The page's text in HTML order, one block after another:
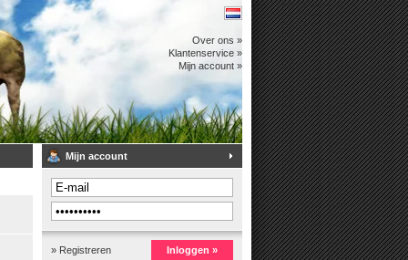
Over ons »
Klantenservice »
Mijn account »
Mijn account
» Registreren Inloggen »